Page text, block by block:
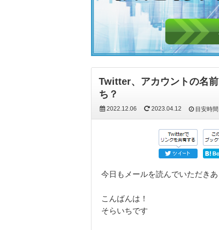
Twitter、アカウントの名
ち？
2022.12.06 2023.04.12 目安時間
今日もメールを読んでいただき
こんばんは！
そらいちです